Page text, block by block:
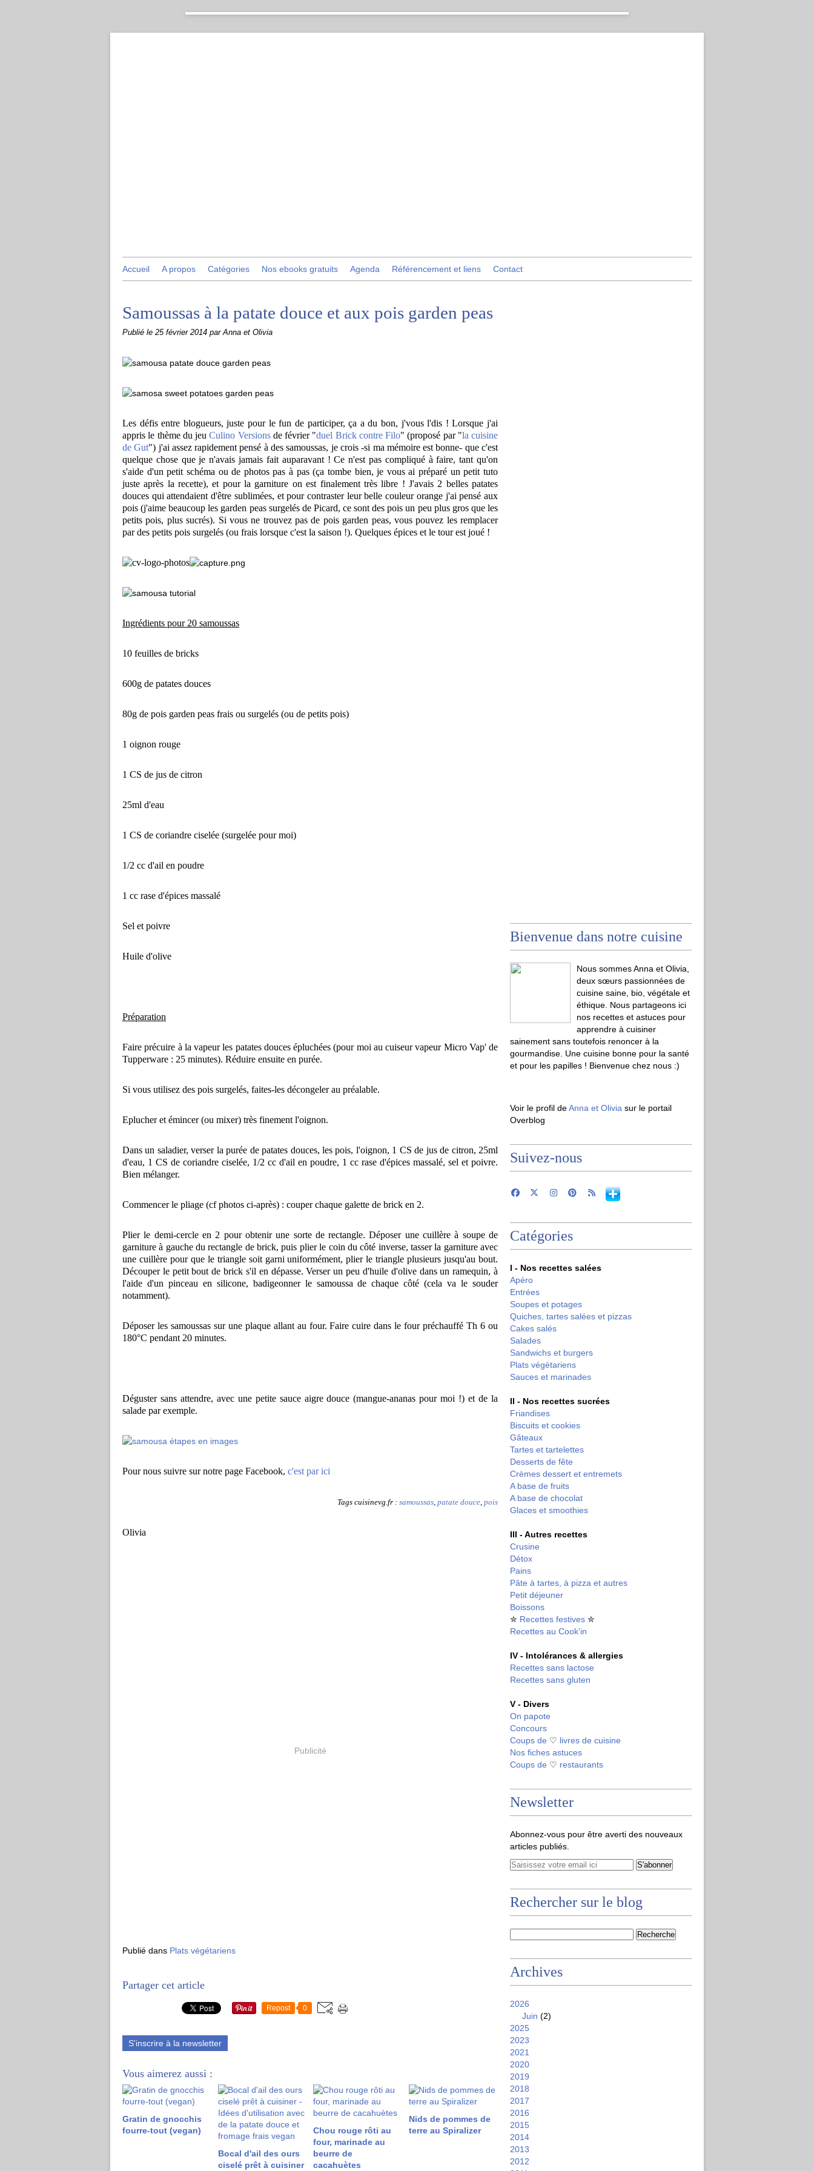
Accueil A propos Catégories Nos ebooks gratuits Agenda Référencement et liens Contact
Samoussas à la patate douce et aux pois garden peas
Publié le 25 février 2014 par Anna et Olivia
Les défis entre blogueurs, juste pour le fun de participer, ça a du bon, j'vous l'dis ! Lorsque j'ai
appris le thème du jeuCulino Versionsde février "duel Brick contre Filo" (proposé par "la cuisine
de Gut") j'ai assez rapidement pensé à des samoussas, je crois -si ma mémoire est bonne- que c'est
quelque chose que je n'avais jamais fait auparavant ! Ce n'est pas compliqué à faire, tant qu'on
s'aide d'un petit schéma ou de photos pas à pas (ça tombe bien, je vous ai préparé un petit tuto
juste après la recette), et pour la garniture on est finalement très libre ! J'avais 2 belles patates
douces qui attendaient d'être sublimées, et pour contraster leur belle couleur orange j'ai pensé aux
pois (j'aime beaucoup les garden peas surgelés de Picard, ce sont des pois un peu plus gros que les
petits pois, plus sucrés). Si vous ne trouvez pas de pois garden peas, vous pouvez les remplacer
par des petits pois surgelés (ou frais lorsque c'est la saison !). Quelques épices et le tour est joué !
Ingrédients pour 20 samoussas
10 feuilles de bricks
600g de patates douces
80g de pois garden peas frais ou surgelés (ou de petits pois)
1 oignon rouge
1 CS de jus de citron
25ml d'eau
1 CS de coriandre ciselée (surgelée pour moi)
1/2 cc d'ail en poudre
1 cc rase d'épices massalé
Sel et poivre
Huile d'olive
Préparation
Faire précuire à la vapeur les patates douces épluchées (pour moi au cuiseur vapeur Micro Vap' de
Tupperware : 25 minutes). Réduire ensuite en purée.
Si vous utilisez des pois surgelés, faites-les décongeler au préalable.
Eplucher et émincer (ou mixer) très finement l'oignon.
Dans un saladier, verser la purée de patates douces, les pois, l'oignon, 1 CS de jus de citron, 25ml
d'eau, 1 CS de coriandre ciselée, 1/2 cc d'ail en poudre, 1 cc rase d'épices massalé, sel et poivre.
Bien mélanger.
Commencer le pliage (cf photos ci-après) : couper chaque galette de brick en 2.
Plier le demi-cercle en 2 pour obtenir une sorte de rectangle. Déposer une cuillère à soupe de
garniture à gauche du rectangle de brick, puis plier le coin du côté inverse, tasser la garniture avec
une cuillère pour que le triangle soit garni uniformément, plier le triangle plusieurs jusqu'au bout.
Découper le petit bout de brick s'il en dépasse. Verser un peu d'huile d'olive dans un ramequin, à
l'aide d'un pinceau en silicone, badigeonner le samoussa de chaque côté (cela va le souder
notamment).
Déposer les samoussas sur une plaque allant au four. Faire cuire dans le four préchauffé Th 6 ou
180°C pendant 20 minutes.
Déguster sans attendre, avec une petite sauce aigre douce (mangue-ananas pour moi !) et de la
salade par exemple.
Pour nous suivre sur notre page Facebook, c'est par ici
Tags cuisinevg.fr : samoussas, patate douce, pois
Olivia
Publicité
Publié dans Plats végétariens
Partager cet article
Repost 0
S'inscrire à la newsletter
Vous aimerez aussi :
Gratin de gnocchis
fourre-tout (vegan)
Bocal d'ail des ours
ciselé prêt à cuisiner
Chou rouge rôti au
four, marinade au
beurre de
cacahuètes
Nids de pommes de
terre au Spiralizer
Bienvenue dans notre cuisine
Nous sommes Anna et Olivia,
deux sœurs passionnées de
cuisine saine, bio, végétale et
éthique. Nous partageons ici
nos recettes et astuces pour
apprendre à cuisiner
sainement sans toutefois renoncer à la
gourmandise. Une cuisine bonne pour la santé
et pour les papilles ! Bienvenue chez nous :)
Voir le profil deAnna et Olivia sur le portail
Overblog
Suivez-nous
Catégories
I - Nos recettes salées
Apéro
Entrées
Soupes et potages
Quiches, tartes salées et pizzas
Cakes salés
Salades
Sandwichs et burgers
Plats végétariens
Sauces et marinades
II - Nos recettes sucrées
Friandises
Biscuits et cookies
Gâteaux
Tartes et tartelettes
Desserts de fête
Crèmes dessert et entremets
A base de fruits
A base de chocolat
Glaces et smoothies
III - Autres recettes
Crusine
Détox
Pains
Pâte à tartes, à pizza et autres
Petit déjeuner
Boissons
✮ Recettes festives ✮
Recettes au Cook'in
IV - Intolérances & allergies
Recettes sans lactose
Recettes sans gluten
V - Divers
On papote
Concours
Coups de ♡ livres de cuisine
Nos fiches astuces
Coups de ♡ restaurants
Newsletter
Abonnez-vous pour être averti des nouveaux
articles publiés.
Rechercher sur le blog
Archives
2026
Juin (2)
2025
2023
2021
2020
2019
2018
2017
2016
2015
2014
2013
2012